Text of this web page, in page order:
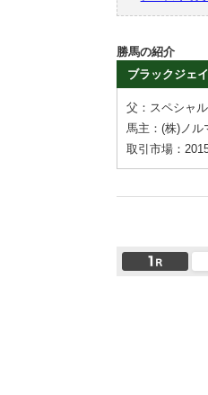
勝馬の紹介
ブラックジェ
父：スペシャ
馬主：(株)ノ
取引市場：